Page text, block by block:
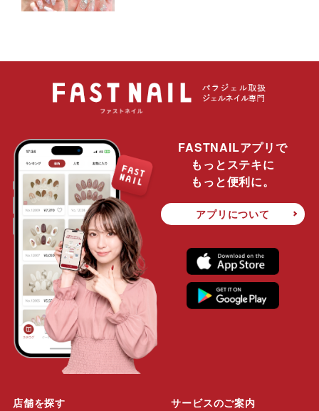
FASTNAILアプリで
もっとステキに
もっと便利に。
アプリについて
店舗を探す サービスのご案内